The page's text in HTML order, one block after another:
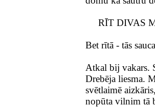
RĪT DIVAS
Bet rītā - tās
Atkal bij vakars.
Drebēja liesma.
svētlaimē
nopūta vilnim tā